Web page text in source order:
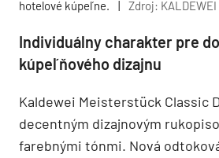
hotelové kúpeľne.
Zdroj: KALDEWEI
Individuálny charakter pre
kúpeľňového dizajnu
Kaldewei Meisterstück Classic
decentným dizajnovým
farebnými tónmi. Nová